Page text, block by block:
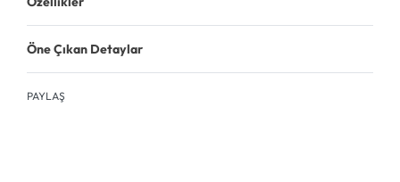
Öne Çıkan Detaylar
PAYLAŞ